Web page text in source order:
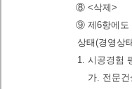
⑧ <삭제>
⑨ 제6항에도
상태(경영상
1. 시공경험
가. 전문